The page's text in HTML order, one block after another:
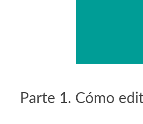
Parte 1. Cómo